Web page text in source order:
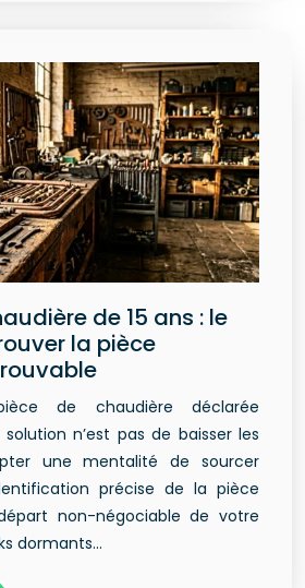
de 15 ans : le
la pièce
de chaudière déclarée
n’est pas de baisser les
une mentalité de sourcer
précise de la pièce
non-négociable de votre
dormants…